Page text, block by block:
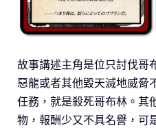
故事講述主角是位只討伐哥
惡龍或者其他毀天滅地威脅
任務，就是殺死哥布林。其
物，報酬少又不具名譽，可